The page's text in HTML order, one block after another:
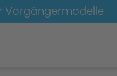
Vorgängermodelle